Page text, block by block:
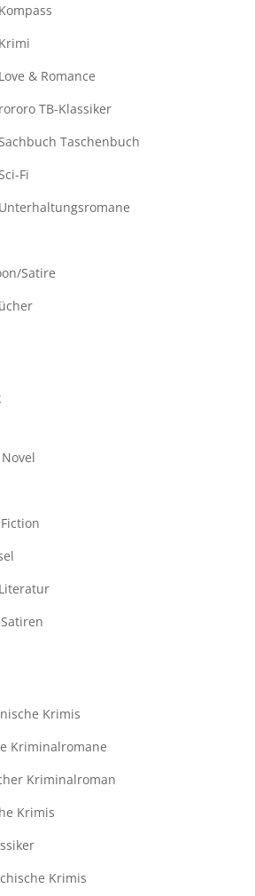
& Romance
TB-Klassiker
Taschenbuch
Fi
Satire
Krimis
Kriminalromane
Kriminalroman
Krimis
Krimis